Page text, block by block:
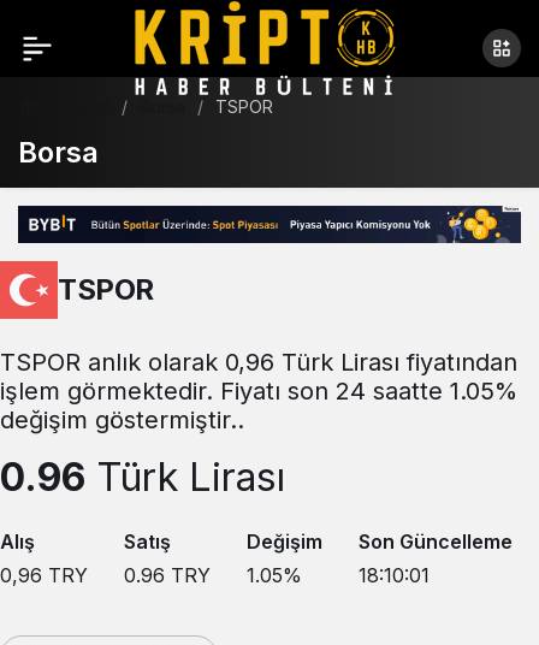
TSPOR
Borsa
TSPOR
TSPOR anlık olarak 0,96 Türk Lirası fiyatından
işlem görmektedir. Fiyatı son 24 saatte 1.05%
değişim göstermiştir..
0.96 Türk Lirası
Alış
0,96 TRY
Satış
0.96 TRY
Değişim
1.05%
Son Güncelleme
18:10:01